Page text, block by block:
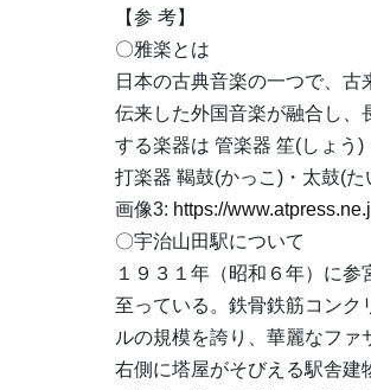
【参 考】
〇雅楽とは
日本の古典音楽の一つで、
伝来した外国音楽が融合し、
する楽器は 管楽器 笙(しょう
打楽器 鞨鼓(かっこ)・太鼓(た
画像3: https://
〇宇治山田駅について
１９３１年（昭和６年）に
至っている。鉄骨鉄筋コンク
ルの規模を誇り、華麗なフ
右側に塔屋がそびえる駅舎建